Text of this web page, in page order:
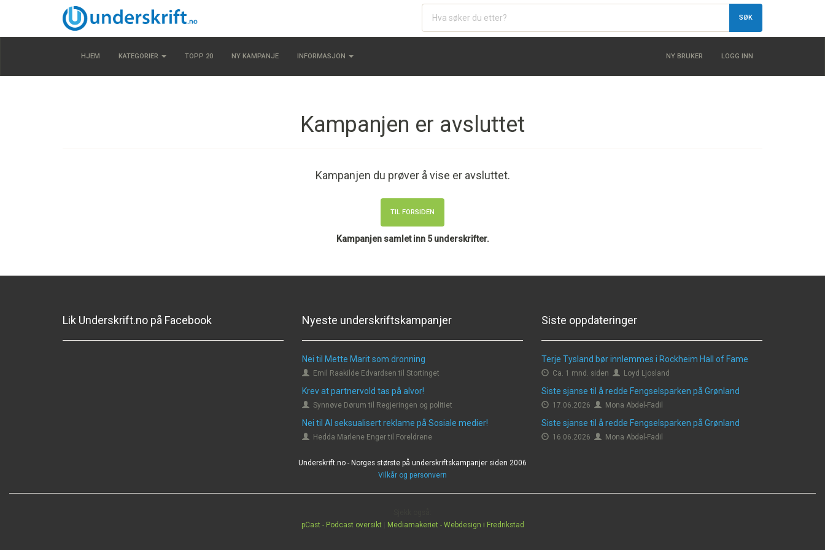
SØK
HJEM KATEGORIER TOPP 20 NY KAMPANJE INFORMASJON NY BRUKER LOGG INN
Kampanjen er avsluttet
Kampanjen du prøver å vise er avsluttet.
TIL FORSIDEN
Kampanjen samlet inn 5 underskrifter.
Lik Underskrift.no på Facebook Nyeste underskriftskampanjer
Nei til Mette Marit som dronning
Emil Raakilde Edvardsen til Stortinget
Krev at partnervold tas på alvor!
Synnøve Dørum til Regjeringen og politiet
Nei til AI seksualisert reklame på Sosiale medier!
Hedda Marlene Enger til Foreldrene
Siste oppdateringer
Terje Tysland bør innlemmes i Rockheim Hall of Fame
Ca. 1 mnd. siden Loyd Ljosland
Siste sjanse til å redde Fengselsparken på Grønland
17.06.2026 Mona Abdel-Fadil
Siste sjanse til å redde Fengselsparken på Grønland
16.06.2026 Mona Abdel-Fadil
Underskrift.no - Norges største på underskriftskampanjer siden 2006
Vilkår og personvern
pCast - Podcast oversikt
Mediamakeriet - Webdesign i Fredrikstad